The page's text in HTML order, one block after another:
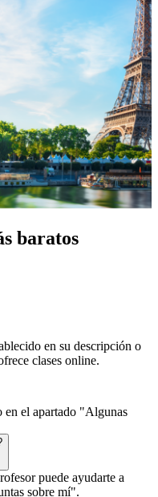
baratos
en su descripción o
clases online.
en el apartado "Algunas
puede ayudarte a
sobre mí".